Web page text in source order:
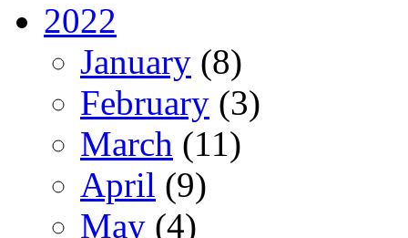
2022
January (8)
February (3)
March (11)
April (9)
May (4)